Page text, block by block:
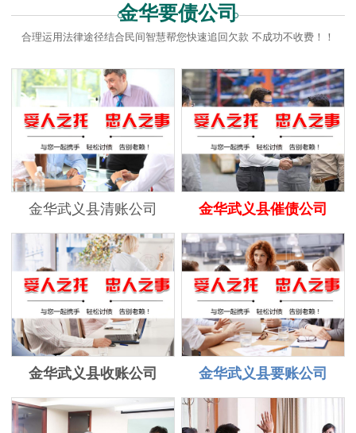
金华要债公司
合理运用法律途径结合民间智慧帮您快速追回欠款 不成功不收费！！
金华武义县清账公司 金华武义县催债公司
金华武义县收账公司 金华武义县要账公司